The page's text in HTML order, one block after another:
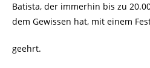
Batista, der immerhin bis zu
dem Gewissen hat, mit einem
geehrt.